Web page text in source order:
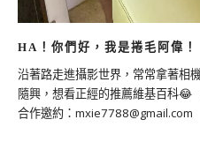
HA！你們好，我是捲毛阿偉！
沿著路走進攝影世界，常常拿著相
隨興，想看正經的推薦維基百科
合作邀約： mxie7788@gmail.com